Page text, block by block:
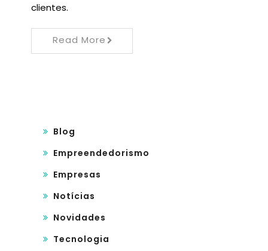
clientes.
Read More
Blog
Empreendedorismo
Empresas
Notícias
Novidades
Tecnologia